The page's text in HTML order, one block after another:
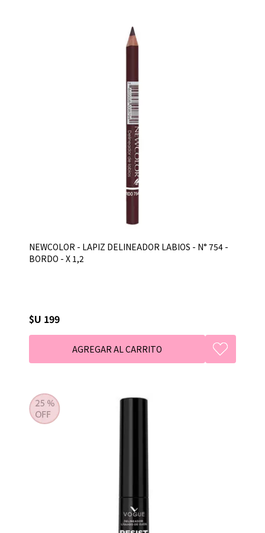
NEWCOLOR - LAPIZ DELINEADOR LABIOS - N° 754 -
BORDO - X 1,2
$U 199